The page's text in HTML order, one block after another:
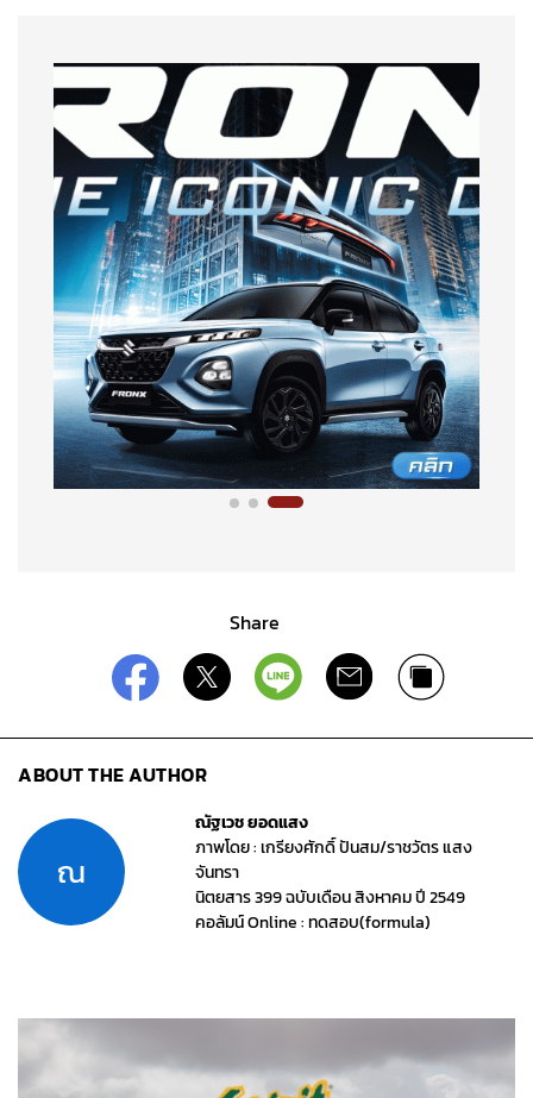
Share
ABOUT THE AUTHOR
ณ
ณัฐเวช ยอดแสง
ภาพโดย : เกรียงศักดิ์ ปันสม/ราชวัตร แสง
จันทรา
นิตยสาร 399 ฉบับเดือน สิงหาคม ปี 2549
คอลัมน์ Online : ทดสอบ(formula)